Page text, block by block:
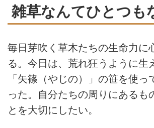
雑草なんてひとつも
毎日芽吹く草木たちの生命力に
る。今日は、荒れ狂うように生
「矢篠（やじの）」の笹を使っ
った。自分たちの周りにあるも
とを大切にしたい。